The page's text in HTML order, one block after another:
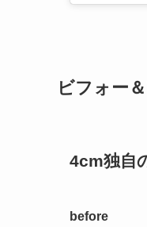
ビフォー
4cm独自
before